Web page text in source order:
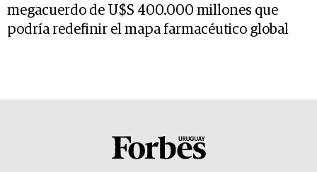
megacuerdo de U$S 400.000 millones que
podría redefinir el mapa farmacéutico global